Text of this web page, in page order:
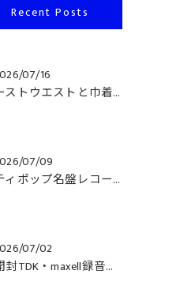
Recent Posts
07/16
イーストウエストと巾着型バッグ買取攻略
07/09
シティポップ名盤レコード買取の深層分析
07/02
未開封TDK・maxell録音用テープ買取事情